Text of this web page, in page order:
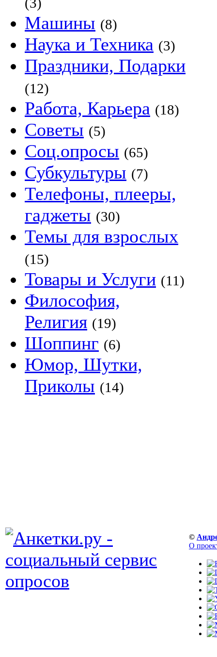
Машины (8)
Наука и Техника (3)
Праздники, Подарки
(12)
Работа, Карьера (18)
Советы (5)
Соц.опросы (65)
Субкультуры (7)
Телефоны, плееры,
гаджеты (30)
Темы для взрослых
(15)
Товары и Услуги (11)
Философия,
Религия (19)
Шоппинг (6)
Юмор, Шутки,
Приколы (14)
©
О